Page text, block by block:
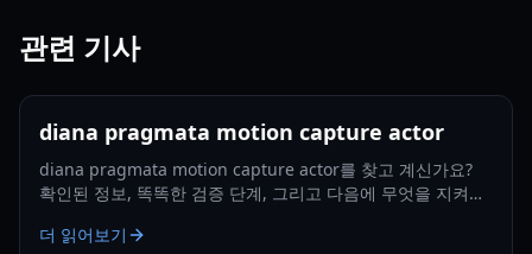
관련 기사
diana pragmata motion capture actor
diana pragmata motion capture actor를 찾고 계신가요?
확인된 정보, 똑똑한 검증 단계, 그리고 다음에 무엇을 지켜봐
더 읽어보기